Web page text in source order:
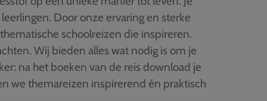
Door onze ervaring en sterke
schoolreizen die inspireren.
Wij bieden alles wat nodig is om je
na het boeken van de reis download je
we themareizen inspirerend én praktisch